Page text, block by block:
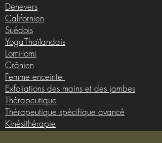
Denevers
Californien
Suédois
Yoga-Thaïlandais
Lomi-lomi
Crânien
Femme enceinte
Exfoliations des mains et des jambes
Thérapeutique
Thérapeutique spécifique avancé
Kinésithérapie